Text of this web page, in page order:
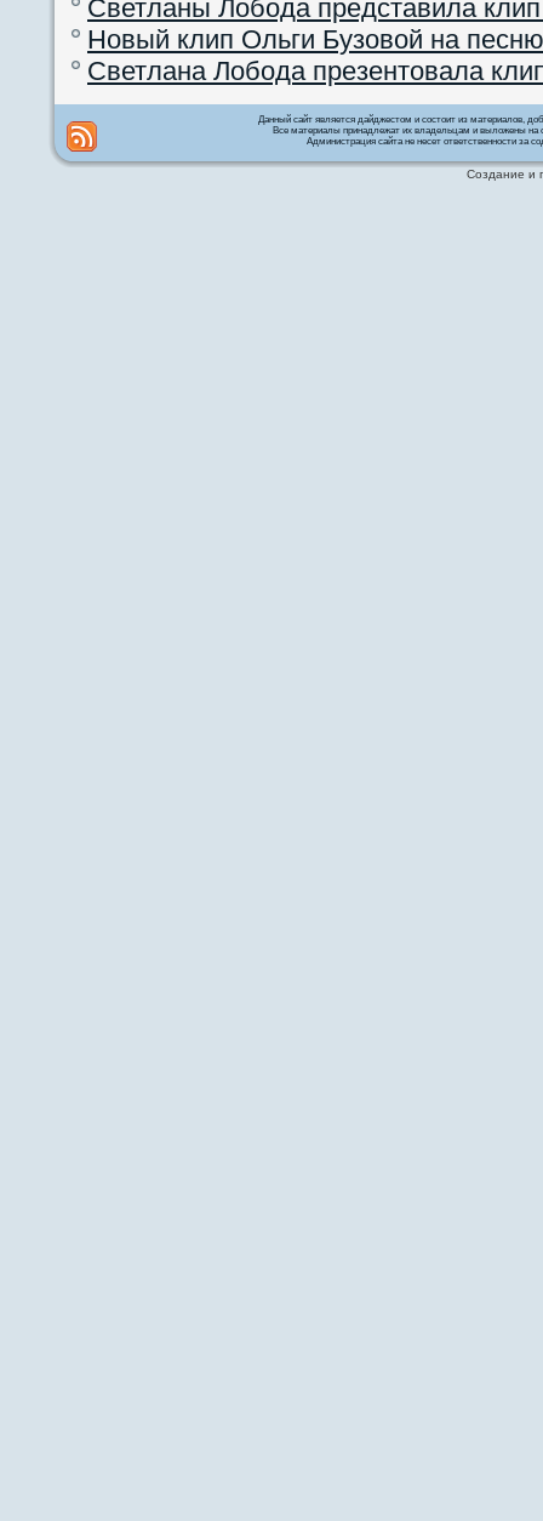
Светланы Лобода представила
Новый клип Ольги Бузовой на
Светлана Лобода презентовала
Данный сайт является дайджестом и состоит из материалов,
Все материалы принадлежат их владельцам и выложены на
Администрация сайта не несет ответственности за
Создание и